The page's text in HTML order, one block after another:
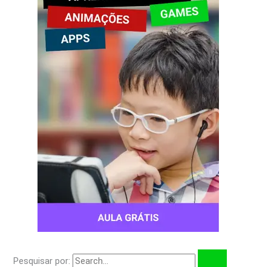
Pesquisar por: